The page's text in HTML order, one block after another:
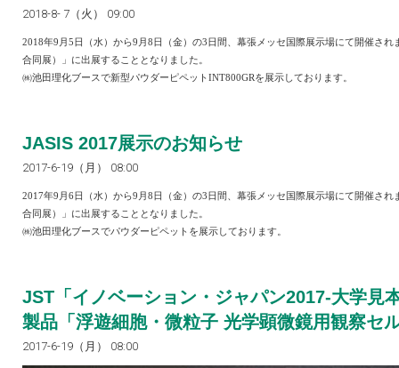
2018-8- 7（火） 09:00
2018年9 月5日（水）から9 月8日（金）の3日間、幕張メッセ国際展示場にて開催され
合同展）」に出展することとなりました。
㈱池田理化ブースで新型パウダーピペットINT800GRを展示しております。
JASIS 2017展示のお知らせ
2017-6-19（月） 08:00
2017年9 月6日（水）から9 月8日（金）の3日間、幕張メッセ国際展示場にて開催され
合同展）」に出展することとなりました。
㈱池田理化ブースでパウダーピペットを展示しております。
JST「イノベーション・ジャパン2017-大学見
製品「浮遊細胞・微粒子 光学顕微鏡用観察セ
2017-6-19（月） 08:00